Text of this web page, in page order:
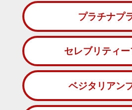
プラチナプ
セレブリティ
ベジタリアン